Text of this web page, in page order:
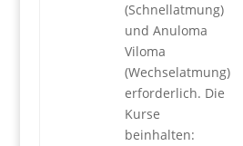
(Schnellatmung)
und Anuloma
Viloma
(Wechselatmung)
erforderlich. Die
Kurse
beinhalten: